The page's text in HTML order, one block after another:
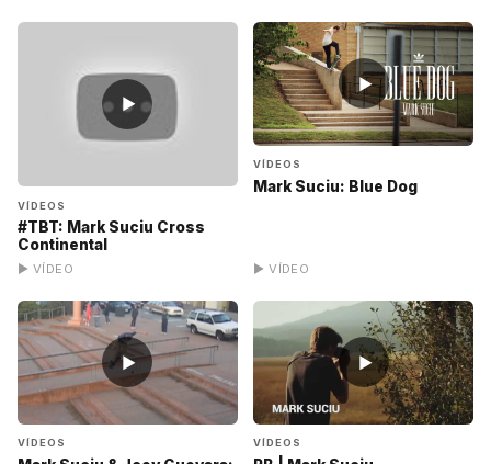
▶
VÍDEOS
#TBT: Mark Suciu Cross
Continental
▶ VÍDEO
▶
VÍDEOS
Mark Suciu: Blue Dog
▶ VÍDEO
▶
VÍDEOS
▶
VÍDEOS